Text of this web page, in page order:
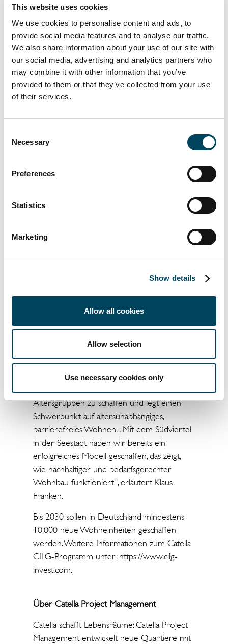
This website uses cookies
We use cookies to personalise content and ads, to
provide social media features and to analyse our traffic.
We also share information about your use of our site with
our social media, advertising and analytics partners who
may combine it with other information that you’ve
provided to them or that they’ve collected from your use
of their services.
Selection
Necessary
Preferences
Statistics
Marketing
Show details
Allow all cookies
Allow selection
Use necessary cookies only
unterschiedlichen Wohnformen, um für viele
Ziel-, Alters- und Einkommensgruppen ein
breites Angebot bieten zu können. Die
Innenhöfe werden weitgehend nicht
unterbaut, so dass qualitative Begrünungen
möglich sind.
Germany” (CILG)
Wohnungsbau bezahlbar zu gestalten, setzt
Germany“ (CILG-Programm) diverse
anders aufgesetzt. Mit modularen Prozessen
Investitionsprogramm, das auf strategische
Partnerschaften, industrielle Bauweise und
höchste ESG-Standards setzt. Ziel ist die
Bereitstellung von leistbarem Wohnraum in
CILG zielt darauf ab, Wohnraum für alle
Altersgruppen zu schaffen und legt einen
Schwerpunkt auf altersunabhängiges,
barrierefreies Wohnen. „Mit dem Südviertel
in der Seestadt haben wir bereits ein
erfolgreiches Modell geschaffen, das zeigt,
wie nachhaltiger und bedarfsgerechter
Wohnbau funktioniert“, erläutert Klaus
Franken.
Bis 2030 sollen in Deutschland mindestens
10.000 neue Wohneinheiten geschaffen
werden. Weitere Informationen zum Catella
CILG-Programm unter: https://www.cilg-
invest.com.
Über Catella Project Management
Catella schafft Lebensräume: Catella Project
Management entwickelt neue Quartiere mit